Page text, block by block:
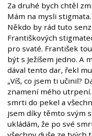
Za druhé bych chtěl
Mám na mysli
Někdo by rád tuto
Františkových
pro svaté. František
být s Ježíšem jedno. A
dával tento dar, řekl
„Víš, co jsem ti učinil?
znamení mého
smrti do pekel a
jsem díky těmto svým
ukládám, že po své